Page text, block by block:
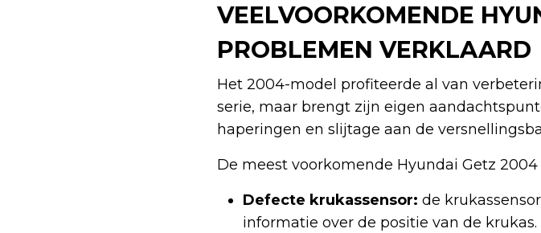
VEELVOORKOMENDE
PROBLEMEN VERKLAARD
Het 2004-model profiteerde al van
serie, maar brengt zijn eigen
haperingen en slijtage aan de
De meest voorkomende Hyundai Getz
Defecte krukassensor: de
informatie over de positie van de